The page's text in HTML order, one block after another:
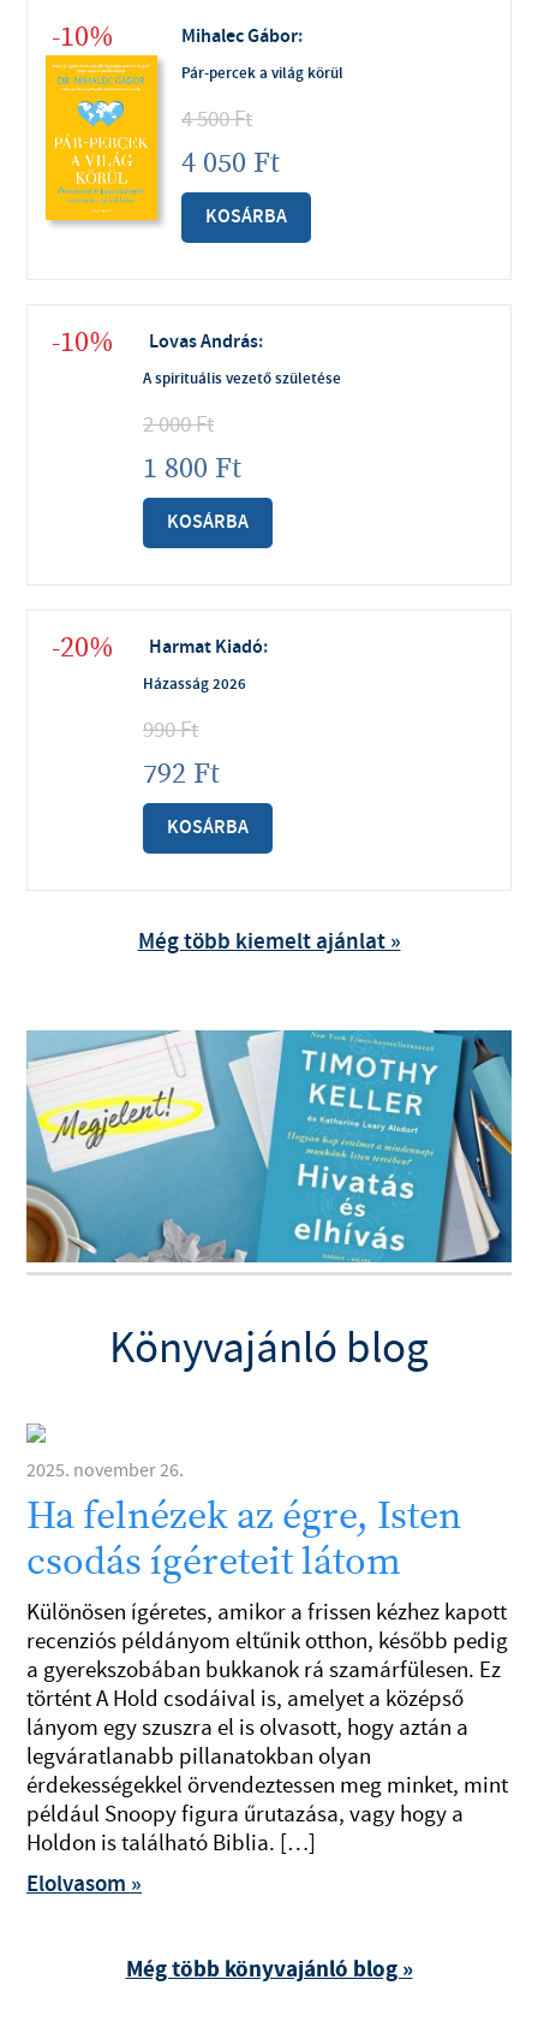
-10% Mihalec Gábor:
Pár-percek a világ körül
4 500Ft
4 050 Ft
KOSÁRBA
-10% Lovas András:
A spirituális vezető születése
2 000Ft
1 800 Ft
KOSÁRBA
-20% Harmat Kiadó:
Házasság 2026
990Ft
792 Ft
KOSÁRBA
Még több kiemelt ajánlat »
Könyvajánló blog
2025. november 26.
Ha felnézek az égre, Isten
csodás ígéreteit látom
Különösen ígéretes, amikor a frissen kézhez kapott
recenziós példányom eltűnik otthon, később pedig
a gyerekszobában bukkanok rá szamárfülesen. Ez
történt A Hold csodáival is, amelyet a középső
lányom egy szuszra el is olvasott, hogy aztán a
legváratlanabb pillanatokban olyan
érdekességekkel örvendeztessen meg minket, mint
például Snoopy figura űrutazása, vagy hogy a
Holdon is található Biblia. […]
Elolvasom »
Még több könyvajánló blog »